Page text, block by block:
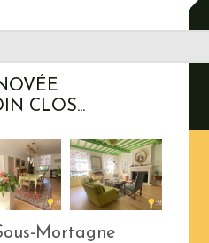
CLOS...
Mortagne